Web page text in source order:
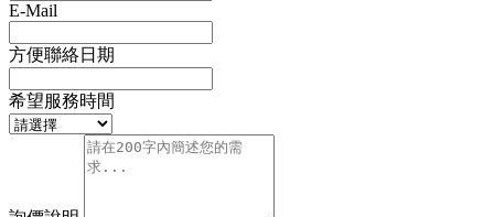
E-Mail
方便聯絡日期
希望服務時間